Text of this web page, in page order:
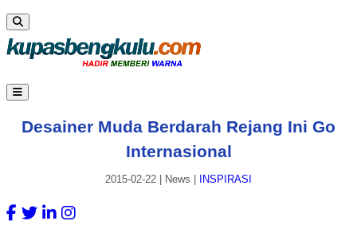
Desainer Muda Berdarah Rejang Ini Go
Internasional
2015-02-22 News INSPIRASI